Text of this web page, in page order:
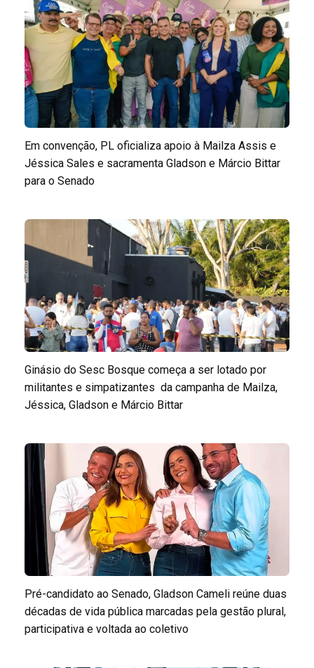
Em convenção, PL oficializa apoio à Mailza Assis e
Jéssica Sales e sacramenta Gladson e Márcio Bittar
para o Senado
Ginásio do Sesc Bosque começa a ser lotado por
militantes e simpatizantes da campanha de Mailza,
Jéssica, Gladson e Márcio Bittar
Pré-candidato ao Senado, Gladson Cameli reúne duas
décadas de vida pública marcadas pela gestão plural,
participativa e voltada ao coletivo